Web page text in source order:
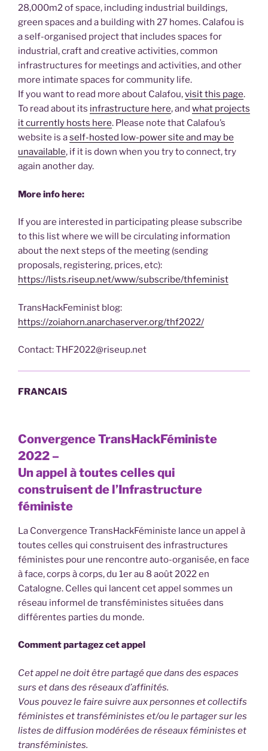
28,000m2 of space, including industrial buildings,
green spaces and a building with 27 homes. Calafou is
a self-organised project that includes spaces for
industrial, craft and creative activities, common
infrastructures for meetings and activities, and other
more intimate spaces for community life.
If you want to read more about Calafou,visit this page.
To read about its infrastructure here, and what projects
it currently hosts here. Please note that Calafou’s
website is aself-hosted low-power site and may be
unavailable, if it is down when you try to connect, try
again another day.
More info here:
If you are interested in participating please subscribe
to this list where we will be circulating information
about the next steps of the meeting (sending
proposals, registering, prices, etc):
https://lists.riseup.net/www/subscribe/thfeminist
TransHackFeminist blog:
https://zoiahorn.anarchaserver.org/thf2022/
Contact: THF2022@riseup.net
FRANCAIS
Convergence TransHackFéministe
2022 –
Un appel à toutes celles qui
construisent de l’Infrastructure
féministe
La Convergence TransHackFéministe lance un appel à
toutes celles qui construisent des infrastructures
féministes pour une rencontre auto-organisée, en face
à face, corps à corps, du 1er au 8 août 2022 en
Catalogne. Celles qui lancent cet appel sommes un
réseau informel de transféministes situées dans
différentes parties du monde.
Comment partagez cet appel
Cet appel ne doit être partagé que dans des espaces
surs et dans des réseaux d’affinités.
Vous pouvez le faire suivre aux personnes et collectifs
féministes et transféministes et/ou le partager sur les
listes de diffusion modérées de réseaux féministes et
transféministes.